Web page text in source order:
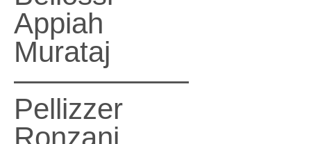
Appiah
Murataj
——————
Pellizzer
Ronzani